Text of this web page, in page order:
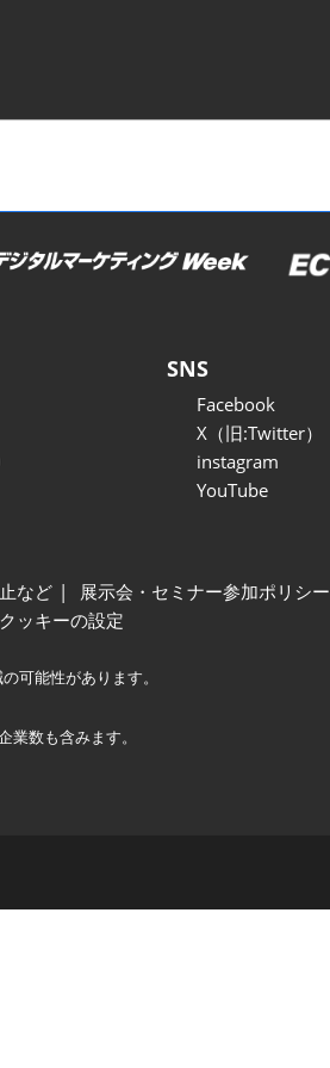
SNS
Facebook
X（旧:Twitter）
instagram
YouTube
など 展示会・セミナー参加ポリシー
クッキーの設定
可能性があります。
数も含みます。